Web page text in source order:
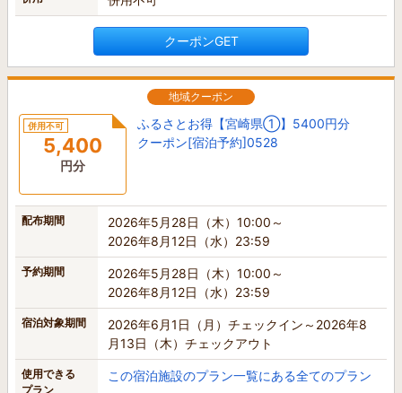
クーポンGET
地域クーポン
併用不可
5,400
円分
ふるさとお得【宮崎県①】5400円分
クーポン[宿泊予約]0528
配布期間
2026年5月28日（木）10:00～
2026年8月12日（水）23:59
予約期間
2026年5月28日（木）10:00～
2026年8月12日（水）23:59
宿泊対象期間
2026年6月1日（月）チェックイン～2026年8
月13日（木）チェックアウト
使用できる
プラン
この宿泊施設のプラン一覧にある全てのプラン